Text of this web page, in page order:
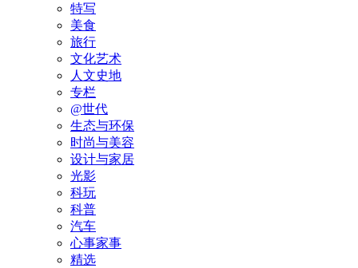
特写
美食
旅行
文化艺术
人文史地
专栏
@世代
生态与环保
时尚与美容
设计与家居
光影
科玩
科普
汽车
心事家事
精选